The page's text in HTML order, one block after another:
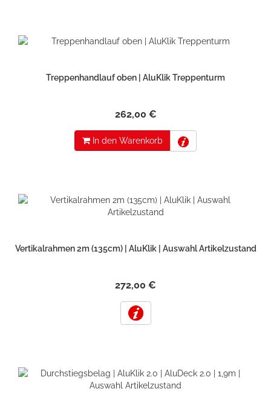
Treppenhandlauf oben | AluKlik Treppenturm
262,00 €
In den Warenkorb
Vertikalrahmen 2m (135cm) | AluKlik | Auswahl Artikelzustand
272,00 €